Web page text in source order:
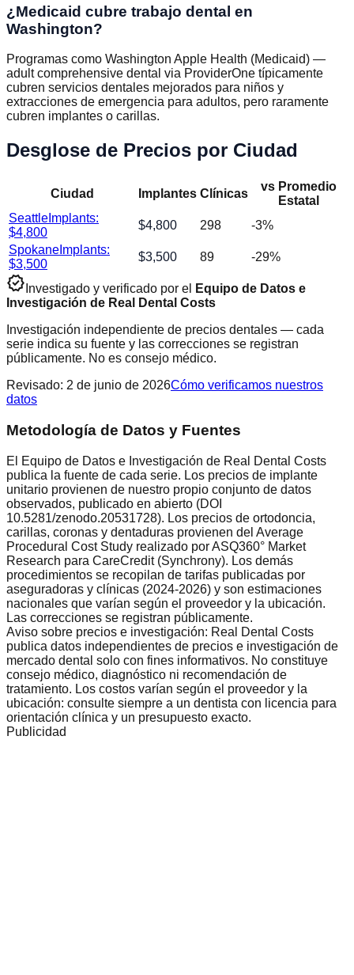
¿Medicaid cubre trabajo dental en
Washington?
Programas como Washington Apple Health (Medicaid) —
adult comprehensive dental via ProviderOne típicamente
cubren servicios dentales mejorados para niños y
extracciones de emergencia para adultos, pero raramente
cubren implantes o carillas.
Desglose de Precios por Ciudad
Ciudad Implantes Clínicas
vs Promedio
Estatal
Seattle Implants:
$4,800
$4,800 298 -3%
Spokane Implants:
$3,500
$3,500 89 -29%
verified Investigado y verificado por el
Equipo de Datos e
Investigación de Real Dental Costs
Investigación independiente de precios dentales — cada
serie indica su fuente y las correcciones se registran
públicamente. No es consejo médico.
Revisado: 2 de junio de 2026Cómo verificamos nuestros
datos
Metodología de Datos y Fuentes
El Equipo de Datos e Investigación de Real Dental Costs
publica la fuente de cada serie. Los precios de implante
unitario provienen de nuestro propio conjunto de datos
observados, publicado en abierto (DOI
10.5281/zenodo.20531728). Los precios de ortodoncia,
carillas, coronas y dentaduras provienen del Average
Procedural Cost Study realizado por ASQ360° Market
Research para CareCredit (Synchrony). Los demás
procedimientos se recopilan de tarifas publicadas por
aseguradoras y clínicas (2024-2026) y son estimaciones
nacionales que varían según el proveedor y la ubicación.
Las correcciones se registran públicamente.
Aviso sobre precios e investigación: Real Dental Costs
publica datos independientes de precios e investigación de
mercado dental solo con fines informativos. No constituye
consejo médico, diagnóstico ni recomendación de
tratamiento. Los costos varían según el proveedor y la
ubicación: consulte siempre a un dentista con licencia para
orientación clínica y un presupuesto exacto.
Publicidad